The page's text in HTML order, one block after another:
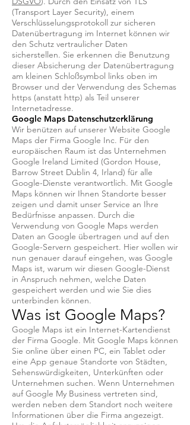
(Transport Layer Security), einem
Verschlüsselungsprotokoll zur sicheren
Datenübertragung im Internet können wir
den Schutz vertraulicher Daten
sicherstellen. Sie erkennen die Benutzung
dieser Absicherung der Datenübertragung
am kleinen Schloßsymbol links oben im
Browser und der Verwendung des Schemas
https (anstatt http) als Teil unserer
Internetadresse.
Google Maps Datenschutzerklärung
Wir benützen auf unserer Website Google
Maps der Firma Google Inc. Für den
europäischen Raum ist das Unternehmen
Google Ireland Limited (Gordon House,
Barrow Street Dublin 4, Irland) für alle
Google-Dienste verantwortlich. Mit Google
Maps können wir Ihnen Standorte besser
zeigen und damit unser Service an Ihre
Bedürfnisse anpassen. Durch die
Verwendung von Google Maps werden
Daten an Google übertragen und auf den
Google-Servern gespeichert. Hier wollen wir
nun genauer darauf eingehen, was Google
Maps ist, warum wir diesen Google-Dienst
in Anspruch nehmen, welche Daten
gespeichert werden und wie Sie dies
unterbinden können.
Was ist Google Maps?
Google Maps ist ein Internet-Kartendienst
der Firma Google. Mit Google Maps können
Sie online über einen PC, ein Tablet oder
eine App genaue Standorte von Städten,
Sehenswürdigkeiten, Unterkünften oder
Unternehmen suchen. Wenn Unternehmen
auf Google My Business vertreten sind,
werden neben dem Standort noch weitere
Informationen über die Firma angezeigt.